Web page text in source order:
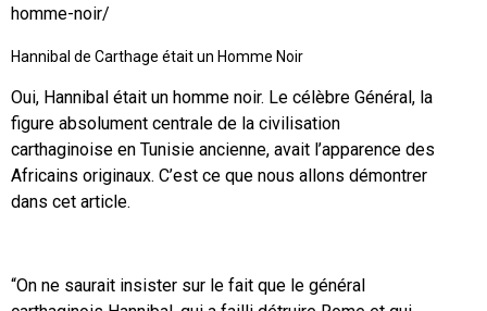
homme-noir/
Hannibal de Carthage était un Homme Noir
Oui, Hannibal était un homme noir. Le célèbre Général, la
figure absolument centrale de la civilisation
carthaginoise en Tunisie ancienne, avait l’apparence des
Africains originaux. C’est ce que nous allons démontrer
dans cet article.
“On ne saurait insister sur le fait que le général